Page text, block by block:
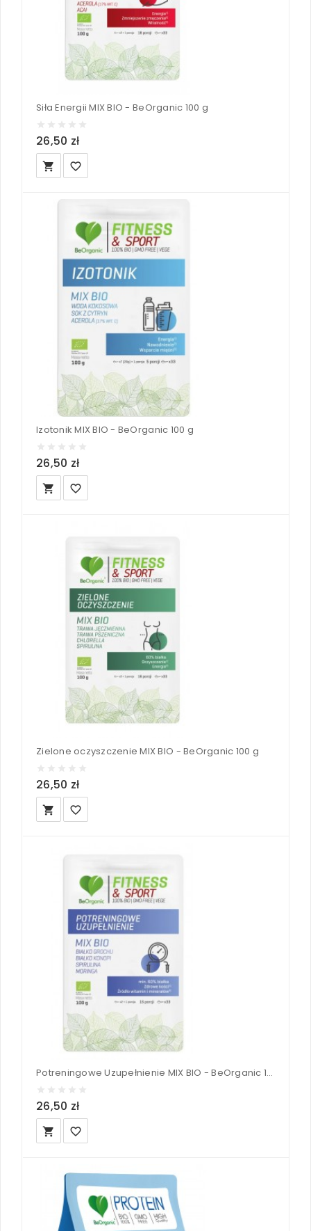
Siła Energii MIX BIO - BeOrganic 100 g
26,50 zł
local_grocery_store favorite_border
Izotonik MIX BIO - BeOrganic 100 g
26,50 zł
local_grocery_store favorite_border
Zielone oczyszczenie MIX BIO - BeOrganic 100 g
26,50 zł
local_grocery_store favorite_border
Potreningowe Uzupełnienie MIX BIO - BeOrganic 100 g
26,50 zł
local_grocery_store favorite_border